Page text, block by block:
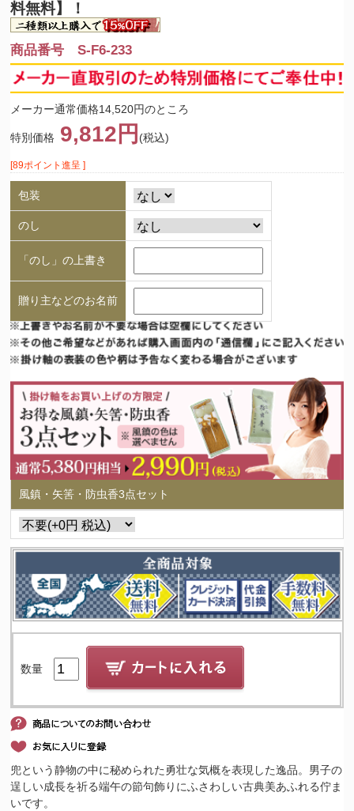
料無料】！
商品番号 S-F6-233
メーカー通常価格14,520円のところ
特別価格 9,812円 (税込)
[89ポイント進呈 ]
包装
のし
「のし」の上書き
贈り主などのお名前
風鎮・矢筈・防虫香3点セット
数量
兜という静物の中に秘められた勇壮な気概を表現した逸品。男子の
逞しい成長を祈る端午の節句飾りにふさわしい古典美あふれる佇ま
いです。